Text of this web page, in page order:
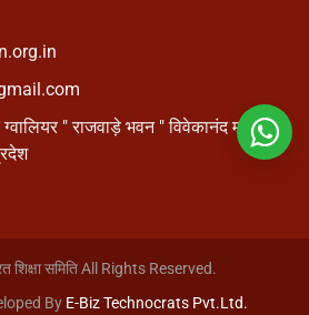
ग्वालियर " राजवाड़े भवन " विवेकानंद मार्ग
शिक्षा समिति All Rights Reserved.
By E-Biz Technocrats Pvt.Ltd.